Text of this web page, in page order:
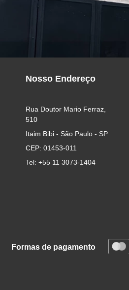
Nosso Endereço
Rua Doutor Mario Ferraz,
510
Itaim Bibi - São Paulo - SP
CEP: 01453-011
Tel: +55 11 3073-1404
Formas de pagamento